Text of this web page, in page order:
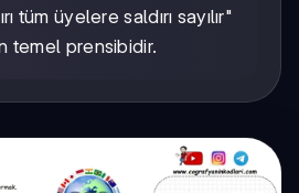
tüm üyelere saldırı sayılır"
temel prensibidir.